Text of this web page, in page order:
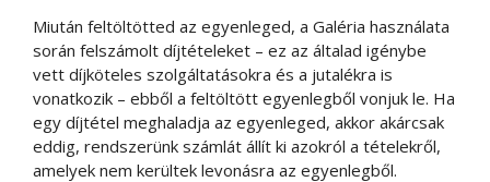
Miután feltöltötted az egyenleged, a Galéria használata
során felszámolt díjtételeket – ez az általad igénybe
vett díjköteles szolgáltatásokra és a jutalékra is
vonatkozik – ebből a feltöltött egyenlegből vonjuk le. Ha
egy díjtétel meghaladja az egyenleged, akkor akárcsak
eddig, rendszerünk számlát állít ki azokról a tételekről,
amelyek nem kerültek levonásra az egyenlegből.